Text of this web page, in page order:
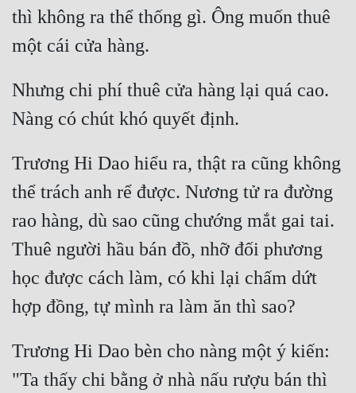
thì không ra thể thống gì. Ông muốn thuê
Nhưng chi phí thuê cửa hàng lại quá cao.
Trương Hi Dao hiểu ra, thật ra cũng không
thể trách anh rể được. Nương tử ra đường
rao hàng, dù sao cũng chướng mắt gai tai.
Thuê người hầu bán đồ, nhỡ đối phương
học được cách làm, có khi lại chấm dứt
Trương Hi Dao bèn cho nàng một ý kiến:
"Ta thấy chi bằng ở nhà nấu rượu bán thì